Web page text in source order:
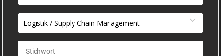
Logistik / Supply Chain Management